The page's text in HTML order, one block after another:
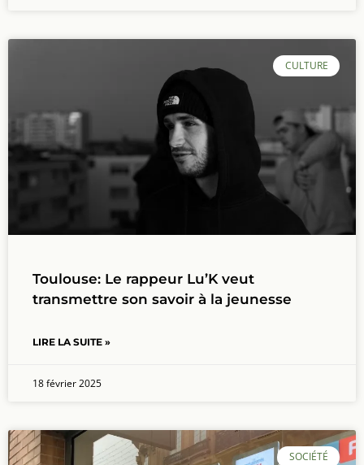
CULTURE
Toulouse: Le rappeur Lu’K veut
transmettre son savoir à la jeunesse
LIRE LA SUITE »
18 février 2025
SOCIÉTÉ